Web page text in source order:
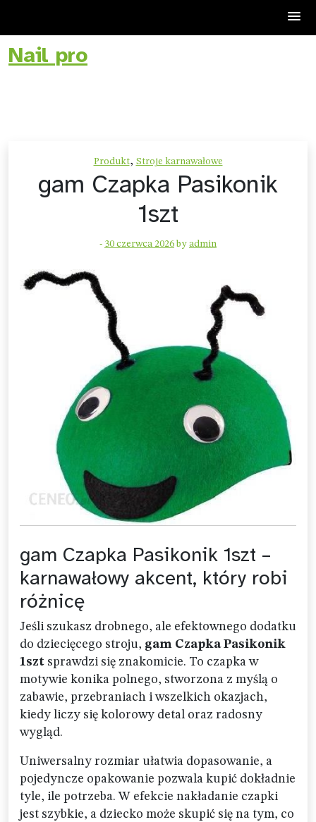
Skip
toNail pro
Produkt, Stroje karnawałowe
gam Czapka Pasikonik
1szt
- 30 czerwca 2026 by admin
gam Czapka Pasikonik 1szt –
karnawałowy akcent, który robi
różnicę
Jeśli szukasz drobnego, ale efektownego dodatku
do dziecięcego stroju, gam Czapka Pasikonik
1szt sprawdzi się znakomicie. To czapka w
motywie konika polnego, stworzona z myślą o
zabawie, przebraniach i wszelkich okazjach,
kiedy liczy się kolorowy detal oraz radosny
wygląd.
Uniwersalny rozmiar ułatwia dopasowanie, a
pojedyncze opakowanie pozwala kupić dokładnie
tyle, ile potrzeba. W efekcie nakładanie czapki
jest szybkie, a dziecko może skupić się na tym, co